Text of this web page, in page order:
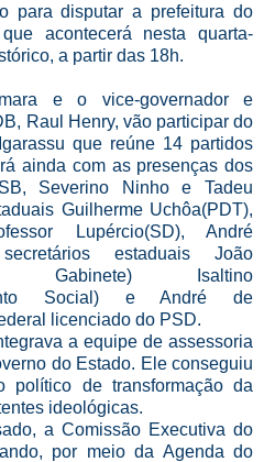
para disputar a prefeitura do
acontecerá nesta quarta-
a partir das 18h.
e o vice-governador e
Raul Henry, vão participar do
que reúne 14 partidos
ainda com as presenças dos
Severino Ninho e Tadeu
Guilherme Uchôa(PDT),
Lupércio(SD), André
estaduais João
Gabinete) Isaltino
Social) e André de
licenciado do PSD.
a equipe de assessoria
do Estado. Ele conseguiu
político de transformação da
ideológicas.
a Comissão Executiva do
por meio da Agenda do